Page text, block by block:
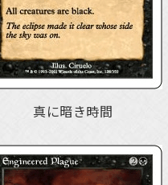
真に暗き時間